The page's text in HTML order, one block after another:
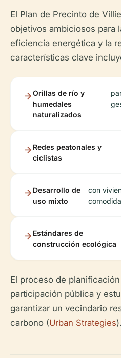
El Plan de Precinto de
objetivos ambiciosos para
eficiencia energética y la
características clave
Orillas de río y
humedales
naturalizados
Redes peatonales y
ciclistas
Desarrollo de
uso mixto
con
Estándares de
construcción ecológica
El proceso de
participación pública y
garantizar un vecindario
carbono (Urban Strategies).